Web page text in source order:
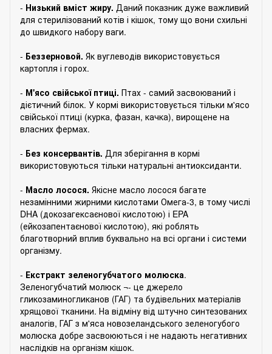
- Низький вміст жиру. Даний показник дуже важливий
для стерилізований котів і кішок, тому що вони схильні
до швидкого набору ваги.
- Беззерновой. Як вуглеводів використовується
картопля і горох.
- М'ясо свійської птиці. Птах - самий засвоюваний і
дієтичний білок. У кормі використовується тільки м'ясо
свійської птиці (курка, фазан, качка), вирощене на
власних фермах.
- Без консервантів. Для зберігання в кормі
використовуються тільки натуральні антиоксиданти.
- Масло лосося. Якісне масло лосося багате
незамінними жирними кислотами Омега-3, в тому числі
DHA (докозагексаєнової кислотою) і EPA
(ейкозапентаєнової кислотою), які роблять
благотворний вплив буквально на всі органи і системи
організму.
- Екстракт зеленогубчатого молюска.
Зеленогубчатий молюск ¬- це джерело
гликозаминогликанов (ГАГ) та будівельних матеріалів
хрящової тканини. На відміну від штучно синтезованих
аналогів, ГАГ з м'яса новозеландського зеленогубого
молюска добре засвоюються і не надають негативних
наслідків на організм кішок.